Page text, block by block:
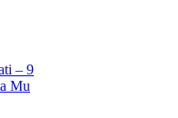
– 9
Mu